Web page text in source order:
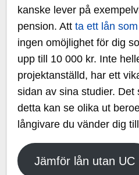
kanske lever på
pension. Attta ett lån
ingen omöjlighet för dig
upp till 10 000 kr. Inte
projektanställd, har ett
sidan av sina studier. Det
detta kan se olika ut
långivare du vänder dig
Jämför lån utan UC